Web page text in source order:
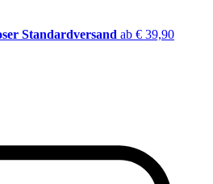
Standardversand ab € 39,90